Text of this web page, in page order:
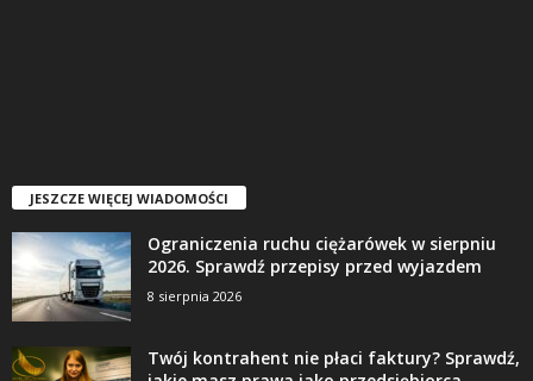
JESZCZE WIĘCEJ WIADOMOŚCI
Ograniczenia ruchu ciężarówek w sierpniu
2026. Sprawdź przepisy przed wyjazdem
8 sierpnia 2026
Twój kontrahent nie płaci faktury? Sprawdź,